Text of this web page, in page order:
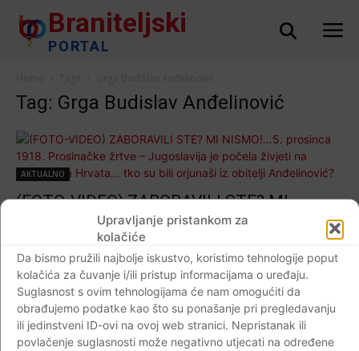
Upravljanje pristankom za
kolačiće
Da bismo pružili najbolje iskustvo, koristimo tehnologije poput
kolačića za čuvanje i/ili pristup informacijama o uređaju.
Suglasnost s ovim tehnologijama će nam omogućiti da
obrađujemo podatke kao što su ponašanje pri pregledavanju
ili jedinstveni ID-ovi na ovoj web stranici. Nepristanak ili
povlačenje suglasnosti može negativno utjecati na određene
Braniteljski
PORTAL
Tag: Grga Budislav Anđelinović
AKTUALNO
(FOTO-VIDEO) ZABORAVILI STE? MI
NISMO!…5. prosinca 1918. Prosinačke žrtve
– Jugoslavija je počela živjeti na grobovima
Hrvata… tko su bili orjunaši iz obitelji
Anđelinović?
Braniteljski portal 05.12.2021